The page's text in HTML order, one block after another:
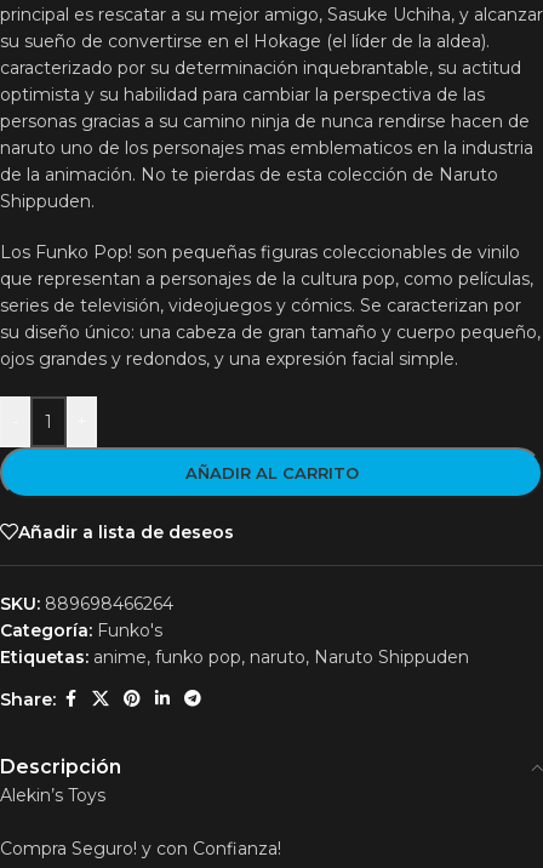
principal es rescatar a su mejor amigo, Sasuke Uchiha, y alcanzar
su sueño de convertirse en el Hokage (el líder de la aldea).
caracterizado por su determinación inquebrantable, su actitud
optimista y su habilidad para cambiar la perspectiva de las
personas gracias a su camino ninja de nunca rendirse hacen de
naruto uno de los personajes mas emblematicos en la industria
de la animación. No te pierdas de esta colección de Naruto
Shippuden.
Los Funko Pop! son pequeñas figuras coleccionables de vinilo
que representan a personajes de la cultura pop, como películas,
series de televisión, videojuegos y cómics. Se caracterizan por
su diseño único: una cabeza de gran tamaño y cuerpo pequeño,
ojos grandes y redondos, y una expresión facial simple.
AÑADIR AL CARRITO
Añadir a lista de deseos
SKU: 889698466264
Categoría: Funko's
Etiquetas: anime, funko pop, naruto, Naruto Shippuden
Share:
Descripción
Alekin’s Toys
Compra Seguro! y con Confianza!